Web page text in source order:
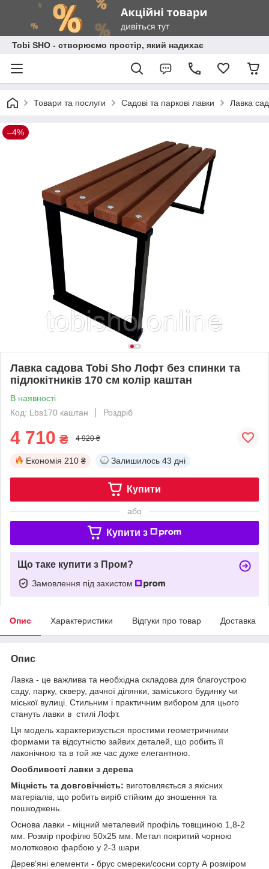
Tobi SHO - створюємо простір, який надихає
Товари та послуги Садові та паркові лавки Лавка
–4%
Лавка садова Tobi Sho Лофт без спинки та
підлокітників 170 см колір каштан
В наявності
Код: Lbs170 каштан
Роздріб
4 710 ₴ 4 920 ₴
Економія 210 ₴ Залишилось 43 дні
Купити
або
Купити з
Що таке купити з Пром?
Замовлення під захистом
Опис Характеристики Відгуки про товар Доставка
Опис
Лавка - це важлива та необхідна складова для благоустрою
саду, парку, скверу, дачної ділянки, заміського будинку чи
міської вулиці. Стильним і практичним вибором для цього
стануть лавки в стилі Лофт.
Ця модель характеризується простими геометричними
формами та відсутністю зайвих деталей, що робить її
лаконічною та в той же час дуже елегантною.
Особливості лавки з дерева
Міцність та довговічність: виготовляється з якісних
матеріалів, що робить виріб стійким до зношення та
пошкоджень.
Основа лавки - міцний металевий профіль товщиною 1,8-2
мм. Розмір профілю 50х25 мм. Метал покритий чорною
молотковою фарбою у 2-3 шари.
Дерев'яні елементи - брус смереки/сосни сорту А розміром